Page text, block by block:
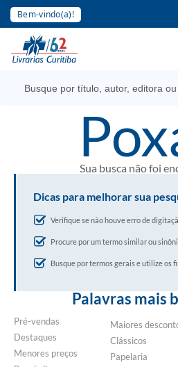
Bem-vindo(a)!
Sua busca não foi
Dicas para melhorar sua
Verifique se não houve erro de
Procure por um termo similar ou
Busque por termos gerais e utilize os
Palavras mais
Pré-vendas
Destaques
Menores preços
Maiores
Clássicos
Papelaria